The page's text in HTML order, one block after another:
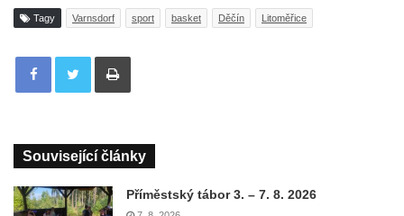
Tagy Varnsdorf sport basket Děčín Litoměřice
Tisknout
Související články
Příměstský tábor 3. – 7. 8. 2026